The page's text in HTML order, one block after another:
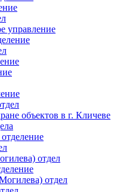
управление
объектов в г. Кличеве
отдел
отдел